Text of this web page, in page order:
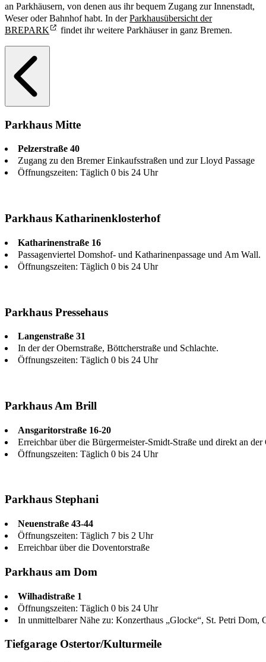
an Parkhäusern, von denen aus ihr bequem Zugang zur Innenstadt,
Weser oder Bahnhof habt. In derParkhausübersicht der
BREPARK
findet ihr weitere Parkhäuser in ganz Bremen.
Parkhaus Mitte
Pelzerstraße 40
Zugang zu den Bremer Einkaufsstraßen und zur Lloyd Passage
Öffnungszeiten: Täglich 0 bis 24 Uhr
Parkhaus Katharinenklosterhof
Katharinenstraße 16
Passagenviertel Domshof- und Katharinenpassage und Am Wall.
Öffnungszeiten: Täglich 0 bis 24 Uhr
Parkhaus Pressehaus
Langenstraße 31
In der der Obernstraße, Böttcherstraße und Schlachte.
Öffnungszeiten: Täglich 0 bis 24 Uhr
Parkhaus Am Brill
Ansgaritorstraße 16-20
Erreichbar über die Bürgermeister-Smidt-Straße und direkt an
Öffnungszeiten: Täglich 0 bis 24 Uhr
Parkhaus Stephani
Neuenstraße 43-44
Öffnungszeiten: Täglich 7 bis 2 Uhr
Erreichbar über die Doventorstraße
Parkhaus am Dom
Wilhadistraße 1
Öffnungszeiten: Täglich 0 bis 24 Uhr
In unmittelbarer Nähe zu: Konzerthaus „Glocke“, St. Petri Dom,
Tiefgarage Ostertor/Kulturmeile